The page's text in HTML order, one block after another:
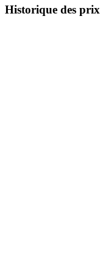
Historique des prix